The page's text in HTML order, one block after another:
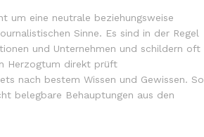
um eine neutrale beziehungsweise
Sinne. Es sind in der Regel
und Unternehmen und schildern oft
Herzogtum direkt prüft
nach bestem Wissen und Gewissen. So
belegbare Behauptungen aus den